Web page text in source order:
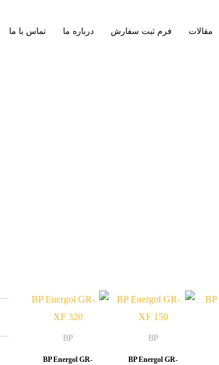
مقالات فرم ثبت سفارش درباره ما تماس با ما
BP
BP Energol GR-
BP
BP Energol GR-